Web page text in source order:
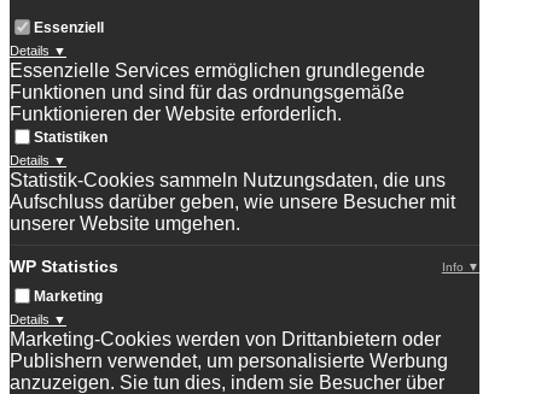
Essenziell
Details ▼
Essenzielle Services ermöglichen grundlegende
Funktionen und sind für das ordnungsgemäße
Funktionieren der Website erforderlich.
Statistiken
Details ▼
Statistik-Cookies sammeln Nutzungsdaten, die uns
Aufschluss darüber geben, wie unsere Besucher mit
unserer Website umgehen.
WP Statistics Info ▼
Marketing
Details ▼
Marketing-Cookies werden von Drittanbietern oder
Publishern verwendet, um personalisierte Werbung
anzuzeigen. Sie tun dies, indem sie Besucher über